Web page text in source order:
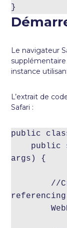
}
Le navigateur
instance
L’extrait de
Safari :
public
public
args) {
//